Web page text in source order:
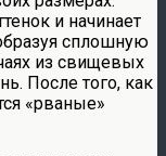
и начинает
сплошную
из свищевых
После того, как
«рваные»